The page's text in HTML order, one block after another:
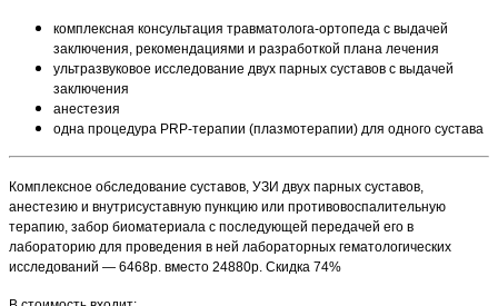
комплексная консультация травматолога-ортопеда с выдачей
заключения, рекомендациями и разработкой плана лечения
ультразвуковое исследование двух парных суставов с выдачей
заключения
анестезия
одна процедура PRP-терапии (плазмотерапии) для одного сустава
Комплексное обследование суставов, УЗИ двух парных суставов,
анестезию и внутрисуставную пункцию или противовоспалительную
терапию, забор биоматериала с последующей передачей его в
лабораторию для проведения в ней лабораторных гематологических
исследований — 6468р. вместо 24880р. Скидка 74%